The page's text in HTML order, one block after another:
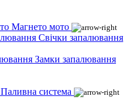
Магнето мото
Свічки запалювання
Замки запалювання
Паливна система